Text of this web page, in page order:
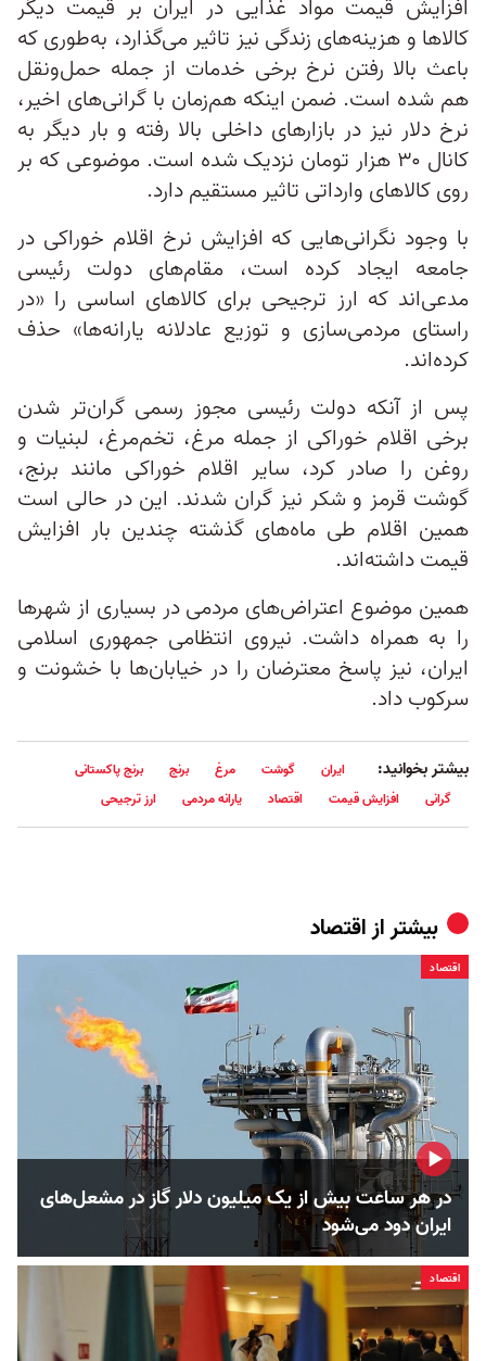
افزایش قیمت‌ مواد غذایی در ایران بر قیمت دیگر
کالاها و هزینه‌های زندگی نیز تاثیر می‌گذارد، به‌طوری که
باعث بالا رفتن نرخ برخی خدمات از جمله حمل‌ونقل
هم شده است. ضمن اینکه هم‌زمان با گرانی‌های اخیر،
نرخ دلار نیز در بازارهای داخلی بالا رفته و بار دیگر به
کانال ۳۰ هزار تومان نزدیک شده است. موضوعی که بر
روی کالاهای وارداتی تاثیر مستقیم دارد.
با وجود نگرانی‌هایی که افزایش نرخ اقلام خوراکی در
جامعه ایجاد کرده است، مقام‌های دولت رئیسی
مدعی‌اند که ارز ترجیحی برای کالاهای اساسی را «در
راستای مردمی‌سازی و توزیع عادلانه یارانه‌ها» حذف
کرده‌اند.
پس از آنکه دولت رئیسی مجوز رسمی گران‌تر شدن
برخی اقلام خوراکی از جمله مرغ‌، تخم‌مرغ، لبنیات و
روغن را صادر کرد، سایر اقلام خوراکی مانند برنج،
گوشت قرمز و شکر نیز گران شدند. این در حالی است
همین اقلام طی ماه‌های گذشته چندین بار افزایش
قیمت داشته‌اند.
همین موضوع اعتراض‌های مردمی در بسیاری از شهرها
را به همراه داشت. نیروی انتظامی جمهوری اسلامی
ایران، نیز پاسخ معترضان را در خیابان‌ها با خشونت و
سرکوب داد.
بیشتر بخوانید: ایران گوشت مرغ برنج
برنج پاکستانی
گرانی
افزایش قیمت اقتصاد یارانه مردمی ارز ترجیحی
بیشتر ازاقتصاد
اقتصاد
در هر ساعت بیش از یک میلیون دلار گاز در مشعل‌های
ایران دود می‌شود
اقتصاد